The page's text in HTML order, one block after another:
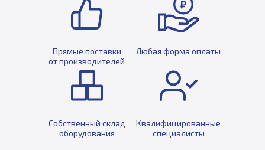
Прямые поставки
от производителей
Любая форма оплаты
Собственный склад
оборудования
Квалифицированные
специалисты